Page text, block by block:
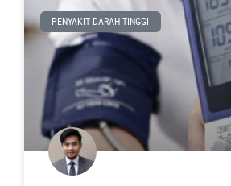
PENYAKIT DARAH TINGGI